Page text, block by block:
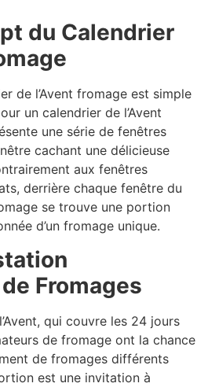
du Calendrier
de l’Avent fromage est simple
un calendrier de l’Avent
une série de fenêtres
cachant une délicieuse
aux fenêtres
derrière chaque fenêtre du
se trouve une portion
d’un fromage unique.
Fromages
qui couvre les 24 jours
de fromage ont la chance
de fromages différents
est une invitation à